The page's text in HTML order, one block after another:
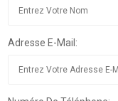
Adresse E-Mail: